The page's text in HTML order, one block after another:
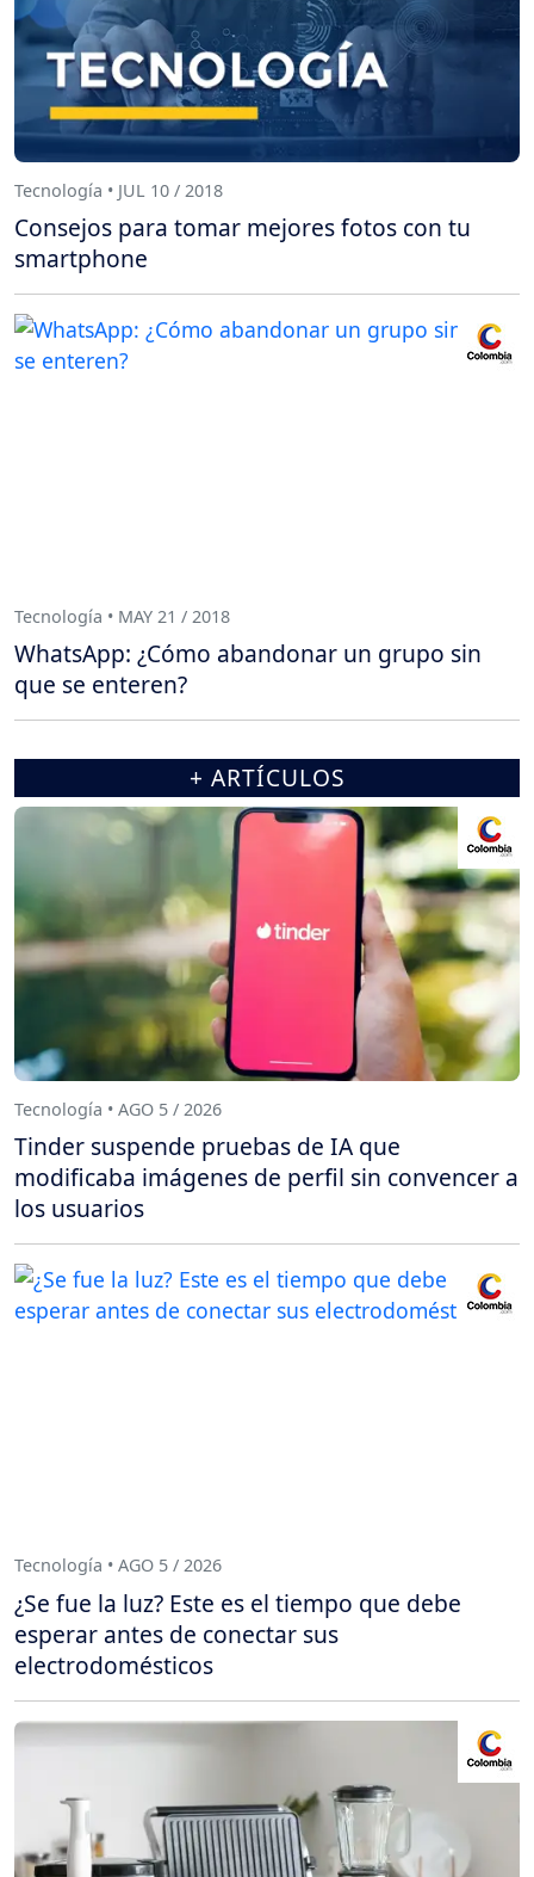
Tecnología • JUL 10 / 2018
Consejos para tomar mejores fotos con tu
smartphone
Tecnología • MAY 21 / 2018
WhatsApp: ¿Cómo abandonar un grupo sin
que se enteren?
+ ARTÍCULOS
Tecnología • AGO 5 / 2026
Tinder suspende pruebas de IA que
modificaba imágenes de perfil sin convencer a
los usuarios
Tecnología • AGO 5 / 2026
¿Se fue la luz? Este es el tiempo que debe
esperar antes de conectar sus
electrodomésticos